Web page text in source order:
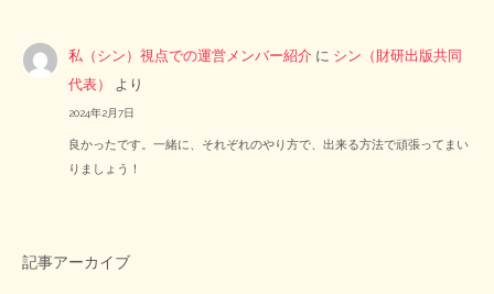
私（シン）視点での運営メンバー紹介 に シン（財研出版共同
代表）
より
2024年2月7日
良かったです。一緒に、それぞれのやり方で、出来る方法で頑張ってまい
りましょう！
記事アーカイブ